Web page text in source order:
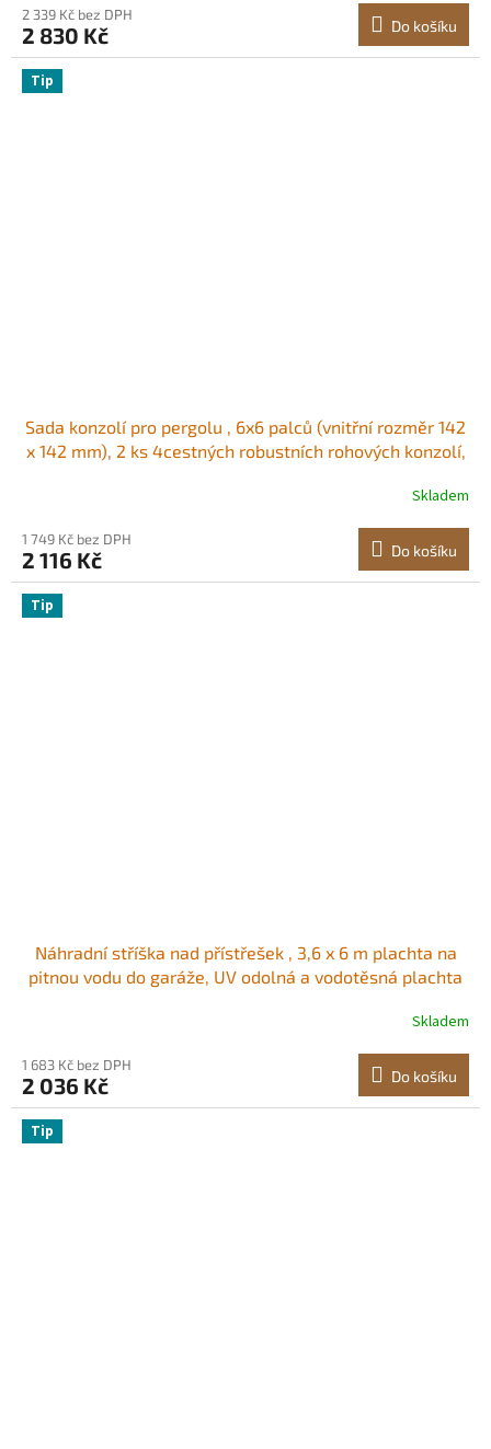
2 339 Kč bez DPH
2 830 Kč Do košíku
Tip
Sada konzolí pro pergolu , 6x6 palců (vnitřní rozměr 142
x 142 mm), 2 ks 4cestných robustních rohových konzolí,
dřevěné trámy pro altány, zahradní pergoly, sruby
Skladem
1 749 Kč bez DPH
2 116 Kč Do košíku
Tip
Náhradní stříška nad přístřešek , 3,6 x 6 m plachta na
pitnou vodu do garáže, UV odolná a vodotěsná plachta
Skladem
1 683 Kč bez DPH
2 036 Kč Do košíku
Tip